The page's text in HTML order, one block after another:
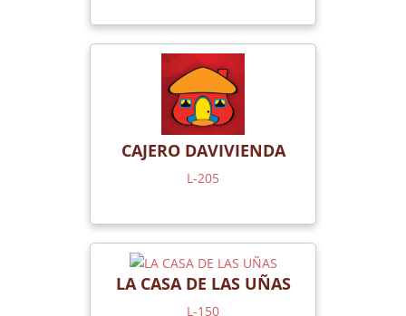
CAJERO DAVIVIENDA
L-205
LA CASA DE LAS UÑAS
L-150